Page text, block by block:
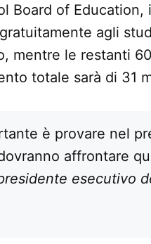
Board of
agli
mentre le restanti
totale sarà di 31
è provare nel
affrontare
esecutivo